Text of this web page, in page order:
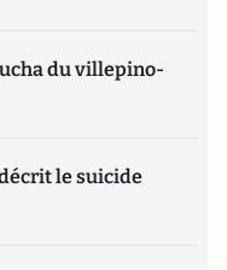
du villepino-
le suicide